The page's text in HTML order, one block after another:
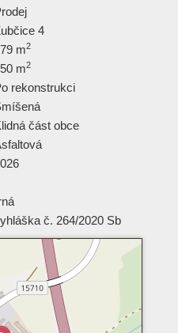
4
m2
m2
rekonstrukci
část obce
č. 264/2020 Sb